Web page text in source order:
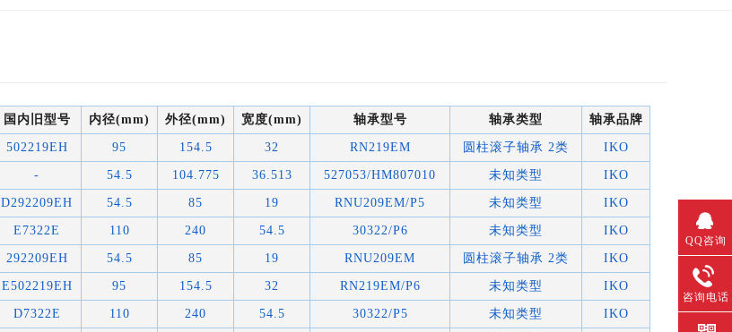
国内旧型号 内径(mm) 外径(mm) 宽度(mm) 轴承型号 轴承类型 轴承品牌
502219EH 95 154.5 32 RN219EM 圆柱滚子轴承 2类 IKO
- 54.5 104.775 36.513 527053/HM807010 未知类型 IKO
D292209EH 54.5 85 19 RNU209EM/P5 未知类型 IKO
E7322E 110 240 54.5 30322/P6 未知类型 IKO
292209EH 54.5 85 19 RNU209EM 圆柱滚子轴承 2类 IKO
E502219EH 95 154.5 32 RN219EM/P6 未知类型 IKO
D7322E 110 240 54.5 30322/P5 未知类型 IKO
QQ咨询
咨询电话